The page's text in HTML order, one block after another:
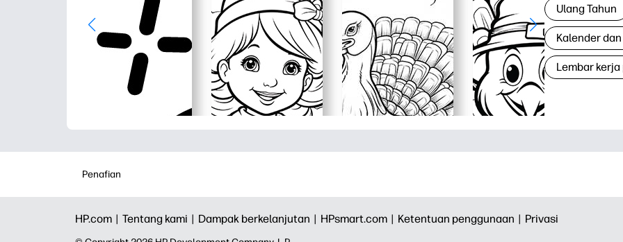
Ulang Tahun
Kalender
Lembar
Penafian
HP.com | Tentang kami | Dampak berkelanjutan | HPsmart.com | Ketentuan penggunaan | Privasi